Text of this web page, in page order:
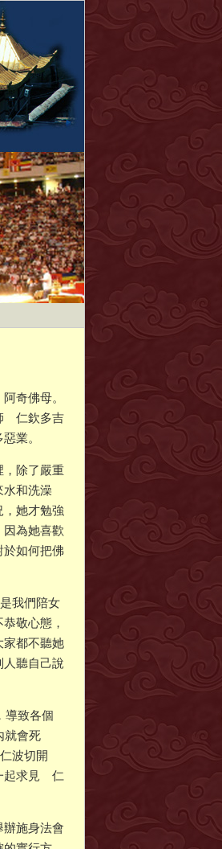
奇佛母。
仁欽多吉
業。
，除了嚴重
和洗澡
她才勉強
為她喜歡
於如何把佛
我們陪女
敬心態，
都不聽她
聽自己說
導致各個
就會死
波切開
起求見 仁
施身法會